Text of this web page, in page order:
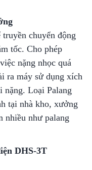
chuyển động
tốc. Cho phép
nặng nhọc quá
ra máy sử dụng xích
nặng. Loại Palang
tại nhà kho, xưởng
nhiều như palang
DHS-3T